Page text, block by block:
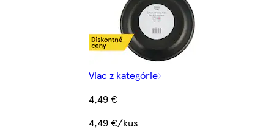
Viac z kategórie
4,49 €
4,49 €/kus